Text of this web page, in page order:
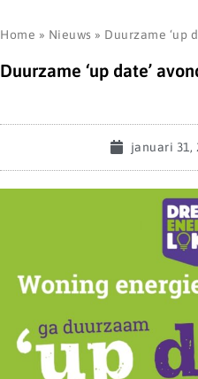
Home » Nieuws » Duurzame ‘up
Duurzame ‘up date’
januari 31,